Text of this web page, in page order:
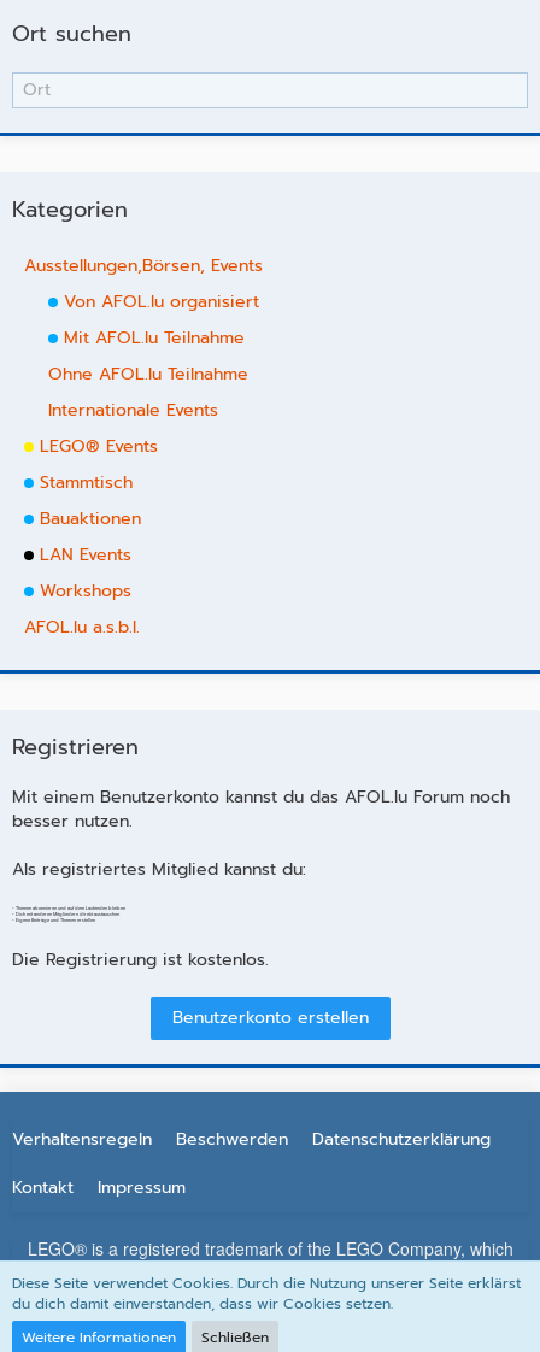
Ort suchen
Kategorien
Ausstellungen,Börsen, Events
Von AFOL.lu organisiert
Mit AFOL.lu Teilnahme
Ohne AFOL.lu Teilnahme
Internationale Events
LEGO® Events
Stammtisch
Bauaktionen
LAN Events
Workshops
AFOL.lu a.s.b.l.
Registrieren
Mit einem Benutzerkonto kannst du das AFOL.lu Forum noch
besser nutzen.
Als registriertes Mitglied kannst du:
- Themen abonnieren und auf dem Laufenden bleiben
- Dich mit anderen Mitgliedern direkt austauschen
- Eigene Beiträge und Themen erstellen
Die Registrierung ist kostenlos.
Benutzerkonto erstellen
Verhaltensregeln Beschwerden
Datenschutzerklärung
Kontakt
Impressum
LEGO® is a registered trademark of the LEGO Company, which
does not sponsor, authorize or endorse this site. All other
trademarks, service marks, and copyrights are property of their
respective owners.
Diese Seite verwendet Cookies. Durch die Nutzung unserer Seite erklärst
du dich damit einverstanden, dass wir Cookies setzen.
Weitere Informationen
Schließen